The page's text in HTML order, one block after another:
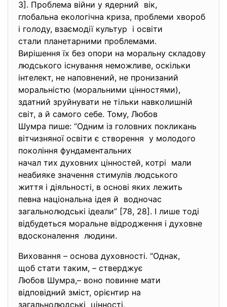
3]. Проблема війни у ядерний вік,
глобальна екологічна криза, проблеми хвороб
і голоду, взаємодії культур і освіти
стали планетарними проблемами.
Вирішення їх без опори на моральну складову
людського існування неможливе, оскільки
інтелект, не наповнений, не пронизаний
моральністю (моральними цінностями),
здатний зруйнувати не тільки навколишній
світ, а й самого себе. Тому, Любов
Шумра пише: “Одним із головних покликань
вітчизняної освіти є створення у молодого
покоління фундаментальних
начал тих духовних цінностей, котрі мали
неабияке значення стимулів людського
життя і діяльності, в основі яких лежить
певна національна ідея й водночас
загальнолюдські ідеали” [78, 28]. І лише тоді
відбудеться моральне відродження і духовне
вдосконалення людини.
Виховання – основа духовності. “Однак,
щоб стати таким, – стверджує
Любов Шумра,– воно повинне мати
відповідний зміст, орієнтир на
загальнолюдські цінності,